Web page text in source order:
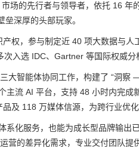
场的先行者与领导者，依托 16 年
深厚的头部玩家。
权，参与制定近 40 项大数据与
入选 IDC、Gartner 等国际权威分
大智能体协同工作，构建了 “洞
流 AI 平台，支持 48 小时内完成
及 118 万媒体信源，为跨行业优化
化服务，也能为成长型品牌输出
的差异化需求，专业交付团队提